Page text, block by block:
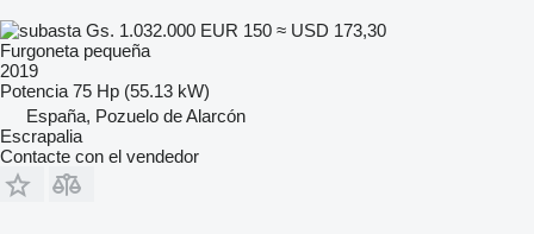
Gs. 1.032.000 EUR 150 ≈ USD 173,30
Furgoneta pequeña
2019
Potencia 75 Hp (55.13 kW)
España, Pozuelo de Alarcón
Escrapalia
Contacte con el vendedor